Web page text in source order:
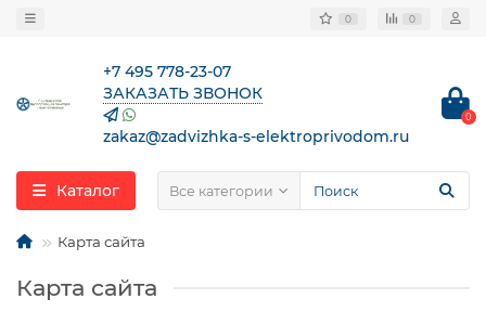
0 0
+7 495 778-23-07
ЗАКАЗАТЬ ЗВОНОК
zakaz@zadvizhka-s-elektroprivodom.ru
0
Каталог Все категории
Карта сайта
Карта сайта